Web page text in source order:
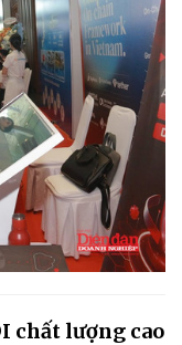
chất lượng cao